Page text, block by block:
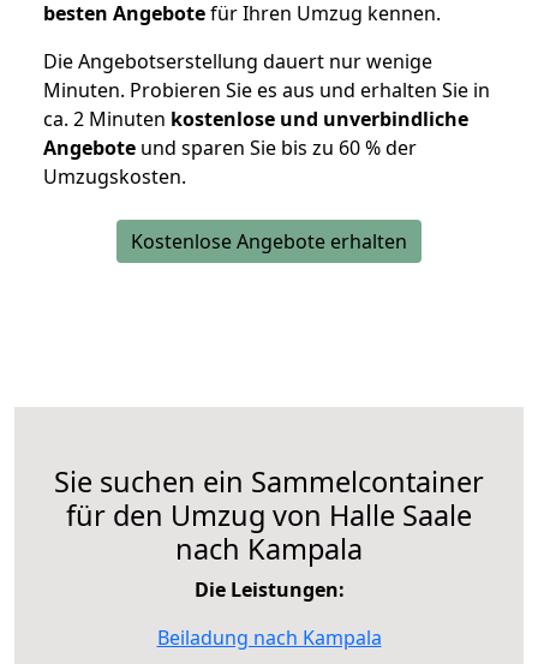
besten Angebotefür Ihren Umzug kennen.
Die Angebotserstellung dauert nur wenige
Minuten. Probieren Sie es aus und erhalten Sie in
ca. 2 Minuten kostenlose und unverbindliche
Angebote und sparen Sie bis zu 60 % der
Umzugskosten.
Kostenlose Angebote erhalten
Sie suchen ein Sammelcontainer
für den Umzug von Halle Saale
nach Kampala
Die Leistungen:
Beiladung nach Kampala